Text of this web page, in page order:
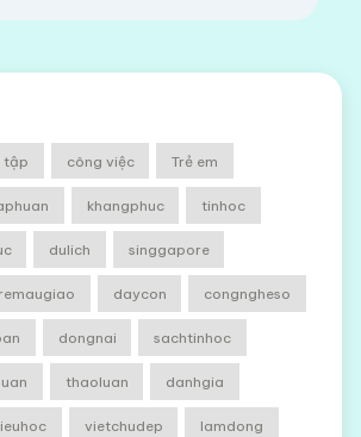
tập công việc Trẻ em
khangphuc tinhoc
dulich singgapore
daycon congngheso
dongnai sachtinhoc
thaoluan danhgia
vietchudep lamdong